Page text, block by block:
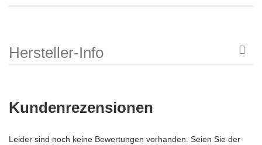
Hersteller-Info
Kundenrezensionen
Leider sind noch keine Bewertungen vorhanden. Seien Sie der